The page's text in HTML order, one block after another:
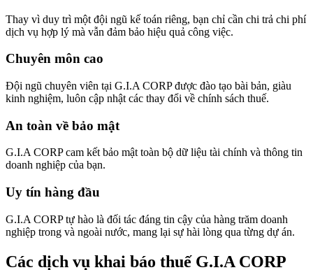
Thay vì duy trì một đội ngũ kế toán riêng, bạn chỉ cần chi trả chi phí
dịch vụ hợp lý mà vẫn đảm bảo hiệu quả công việc.
Chuyên môn cao
Đội ngũ chuyên viên tại G.I.A CORP được đào tạo bài bản, giàu
kinh nghiệm, luôn cập nhật các thay đổi về chính sách thuế.
An toàn về bảo mật
G.I.A CORP cam kết bảo mật toàn bộ dữ liệu tài chính và thông tin
doanh nghiệp của bạn.
Uy tín hàng đầu
G.I.A CORP tự hào là đối tác đáng tin cậy của hàng trăm doanh
nghiệp trong và ngoài nước, mang lại sự hài lòng qua từng dự án.
Các dịch vụ khai báo thuế G.I.A CORP